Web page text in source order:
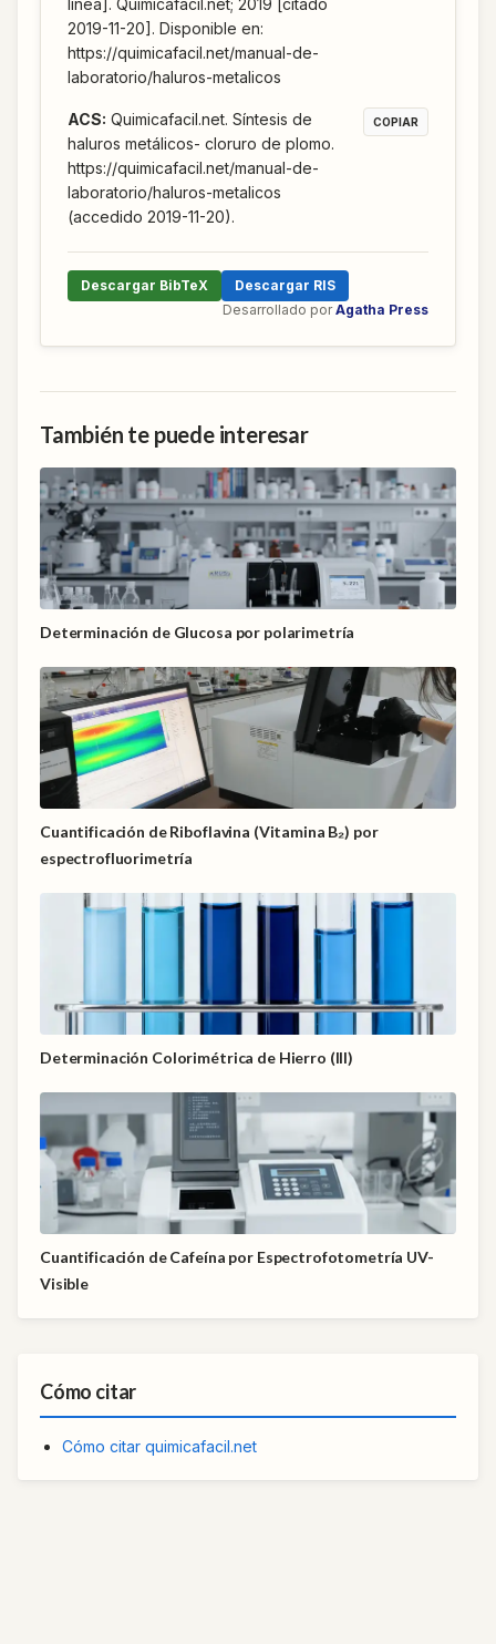
línea]. Quimicafacil.net; 2019 [citado
2019-11-20]. Disponible en:
https://quimicafacil.net/manual-de-
laboratorio/haluros-metalicos
ACS: Quimicafacil.net. Síntesis de
haluros metálicos- cloruro de plomo.
https://quimicafacil.net/manual-de-
laboratorio/haluros-metalicos
(accedido 2019-11-20).
COPIAR
Descargar BibTeX
Descargar RIS
Desarrollado por Agatha Press
También te puede interesar
Determinación de Glucosa por polarimetría
Cuantificación de Riboflavina (Vitamina B₂) por
espectrofluorimetría
Determinación Colorimétrica de Hierro (III)
Cuantificación de Cafeína por Espectrofotometría UV-
Visible
Cómo citar
Cómo citar quimicafacil.net